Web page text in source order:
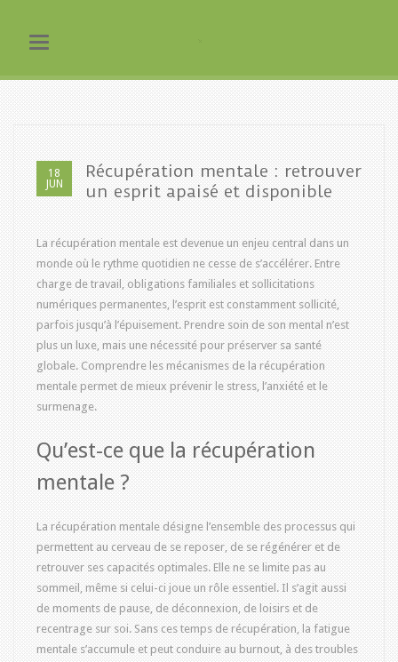
Toggle navigation
18
JUN
Récupération mentale : retrouver
un esprit apaisé et disponible
La récupération mentale est devenue un enjeu central dans un
monde où le rythme quotidien ne cesse de s’accélérer. Entre
charge de travail, obligations familiales et sollicitations
numériques permanentes, l’esprit est constamment sollicité,
parfois jusqu’à l’épuisement. Prendre soin de son mental n’est
plus un luxe, mais une nécessité pour préserver sa santé
globale. Comprendre les mécanismes de la récupération
mentale permet de mieux prévenir le stress, l’anxiété et le
surmenage.
Qu’est-ce que la récupération
mentale ?
La récupération mentale désigne l’ensemble des processus qui
permettent au cerveau de se reposer, de se régénérer et de
retrouver ses capacités optimales. Elle ne se limite pas au
sommeil, même si celui-ci joue un rôle essentiel. Il s’agit aussi
de moments de pause, de déconnexion, de loisirs et de
recentrage sur soi. Sans ces temps de récupération, la fatigue
mentale s’accumule et peut conduire au burnout, à des troubles